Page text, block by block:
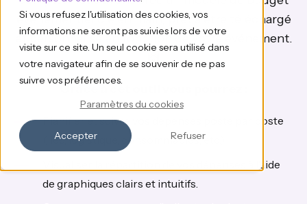
Si vous refusez l'utilisation des cookies, vos
informations ne seront pas suivies lors de votre
visite sur ce site. Un seul cookie sera utilisé dans
votre navigateur afin de se souvenir de ne pas
suivre vos préférences.
Paramètres du cookies
Accepter Refuser
événementiel clé en main, prêt à être téléchargé
et personnalisé en fonction de votre événement.
Grâce à cet outil vous pourrez :
Planifier et suivre vos dépenses poste par poste
(lieu, logistique, consommables, etc.).
Visualiser la répartition de vos dépenses à l’aide
de graphiques clairs et intuitifs.